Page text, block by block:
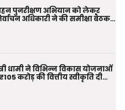
पुनरीक्षण अभियान को लेकर
अधिकारी ने की समीक्षा बैठक…
धामी ने विभिन्न विकास योजनाओं
करोड़ की वित्तीय स्वीकृति दी…